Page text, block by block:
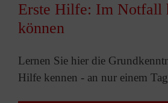
Erste Hilfe: Im Notfall
können
Lernen Sie hier die
Hilfe kennen - an nur einem